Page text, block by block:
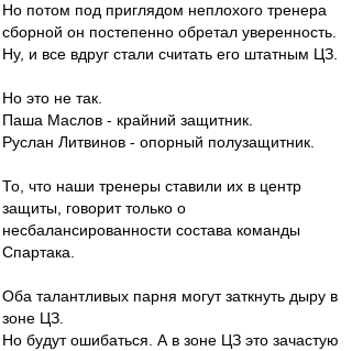
Но потом под приглядом неплохого тренера
сборной он постепенно обретал уверенность.
Ну, и все вдруг стали считать его штатным ЦЗ.
Но это не так.
Паша Маслов - крайний защитник.
Руслан Литвинов - опорный полузащитник.
То, что наши тренеры ставили их в центр
защиты, говорит только о
несбалансированности состава команды
Спартака.
Оба талантливых парня могут заткнуть дыру в
зоне ЦЗ.
Но будут ошибаться. А в зоне ЦЗ это зачастую